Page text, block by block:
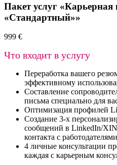
Пакет услуг «Карьерная
«Стандартный»»
999 €
Что входит в услугу
Переработка вашего
эффективному
Составление
письма специально для
Оптимизация профилей
Создание 3-х
сообщений в LinkedIn/
контакта с работодателями
4 личные консультации
каждая с карьерным